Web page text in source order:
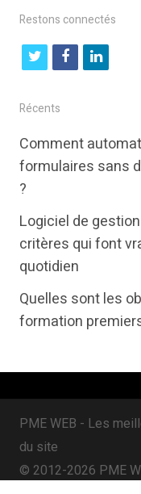
Restons connectés
t
i
t
r
f
b
k
l
k
e
n
Récents
Comment
formulaires sans
?
Logiciel de
critères qui font
quotidien
Quelles sont les
formation
PME WEB - Les
du site
© 2012-2026 PME